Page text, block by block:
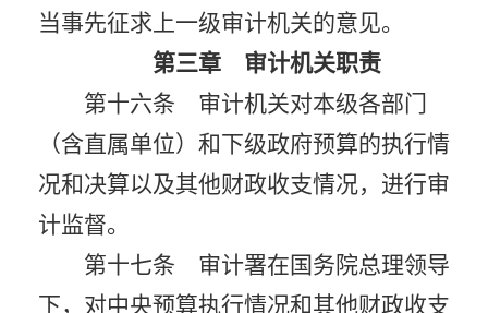
当事先征求上一级审计机关的意见。
第三章 审计机关职责
第十六条 审计机关对本级各部门
（含直属单位）和下级政府预算的执行情
况和决算以及其他财政收支情况，进行审
计监督。
第十七条 审计署在国务院总理领导
下，对中央预算执行情况和其他财政收支